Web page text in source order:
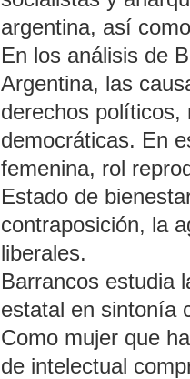
argentina, así
En los análisis de
Argentina, las
derechos políticos,
democráticas. En
femenina, rol
Estado de
contraposición, la
liberales.
Barrancos estudia
estatal en sintonía
Como mujer que
de intelectual